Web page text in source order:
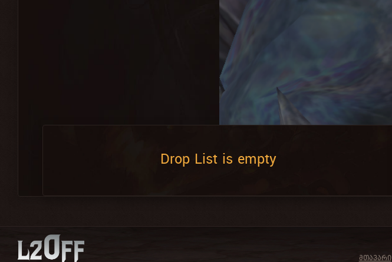
Drop List is empty
ᲛᲗᲐᲕᲐᲠᲘ